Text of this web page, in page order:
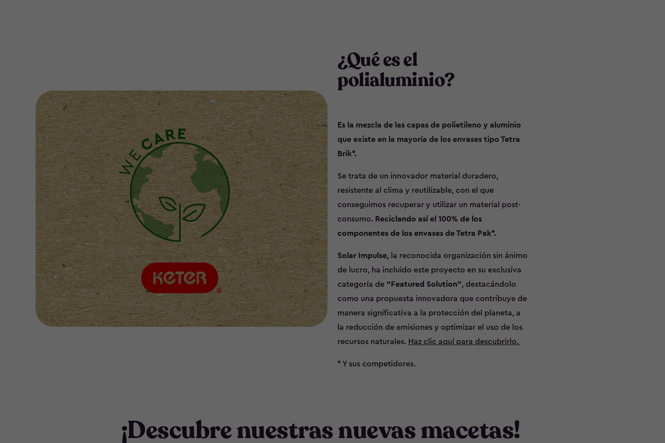
¿Qué es el
polialuminio?
Es la mezcla de las capas de polietileno y aluminio
que existe en la mayoría de los envases tipo Tetra
Brik*.
Se trata de un innovador material duradero,
resistente al clima y reutilizable, con el que
conseguimos recuperar y utilizar un material post-
consumo. Reciclando así el 100% de los
componentes de los envases de Tetra Pak*.
Solar Impulse, la reconocida organización sin ánimo
de lucro, ha incluido este proyecto en su exclusiva
categoría de “Featured Solution”, destacándolo
como una propuesta innovadora que contribuye de
manera significativa a la protección del planeta, a
la reducción de emisiones y optimizar el uso de los
recursos naturales. Haz clic aquí para descubrirlo.
* Y sus competidores.
¡Descubre nuestras nuevas macetas!